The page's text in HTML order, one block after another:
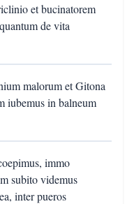
et bucinatorem
de vita
malorum et Gitona
iubemus in balneum
immo
subito videmus
inter pueros